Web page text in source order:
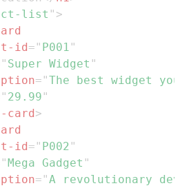
list " >
id= " P001 "
" Super Widget "
= "The best widget you
" 29.99 "
card>
id= " P002 "
"Mega Gadget "
= "A revolutionary